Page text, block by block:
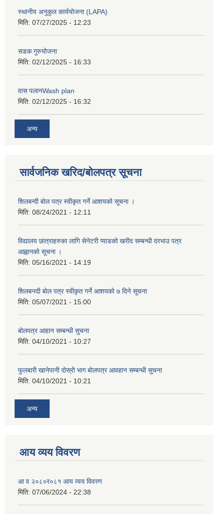
स्थानीय अनुकुल कार्ययोजना (LAPA)
मिति: 07/27/2025 - 12:23
सडक गुरुयोजना
मिति: 02/12/2025 - 16:33
वास पलानWash plan
मिति: 02/12/2025 - 16:32
अन्य
सार्वजनिक खरिद/बोलपत्र सूचना
शिलबन्दी बाेल पत्र स्वीकृत गर्ने आशयको सूचना ।
मिति: 08/24/2021 - 12:11
विद्यालय छात्राहरुका लागि सेनेटरी प्याडको खरीद सम्बन्धी दरभाउ पत्र
आह्वानकाे सूचना ।
मिति: 05/16/2021 - 14:19
शिलबनदी बाेल पत्र स्वीकृत गर्ने आशयकाे ७ दिने सूचना
मिति: 05/07/2021 - 15:00
बाेलपत्र आहान सम्बन्धी सुचना
मिति: 04/10/2021 - 10:27
फुलबारी खानेपानी दाेस्राेे भाग बाेलपत्र आवहान सम्बन्धी सुचना
मिति: 04/10/2021 - 10:21
अन्य
आय व्यय विवरण
आ व २०८०र०८१ आय व्यय विवरण
मिति: 07/06/2024 - 22:38